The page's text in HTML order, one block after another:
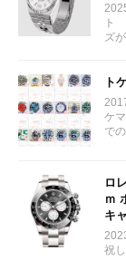
ト
ズ
ト
ケ
で
ロ
ｍ
キ
祝